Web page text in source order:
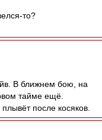
то?
В ближнем бою, на
тайме ещё.
после косяков.